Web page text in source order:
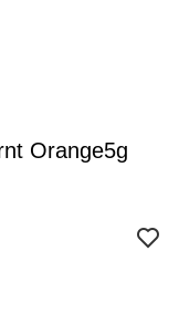
Orange5g